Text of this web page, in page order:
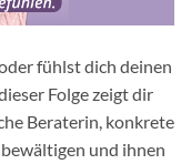
fühlst dich deinen
Folge zeigt dir
Beraterin, konkrete
und ihnen